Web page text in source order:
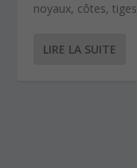
noyaux, côtes,
LIRE LA SUITE